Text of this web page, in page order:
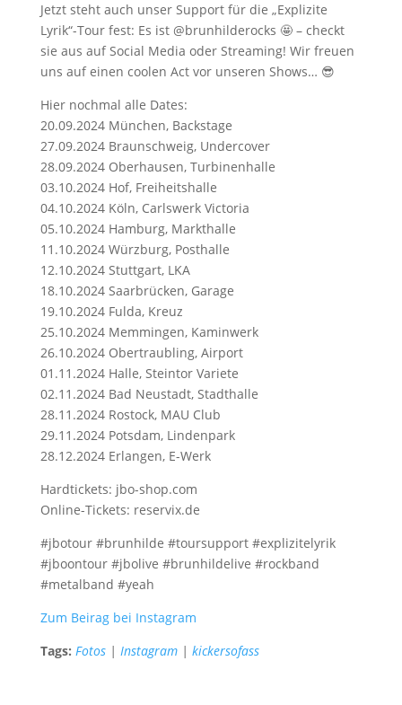
Jetzt steht auch unser Support für die „Explizite
Lyrik“-Tour fest: Es ist @brunhilderocks 🤩 – checkt
sie aus auf Social Media oder Streaming! Wir freuen
uns auf einen coolen Act vor unseren Shows… 😎
Hier nochmal alle Dates:
20.09.2024 München, Backstage
27.09.2024 Braunschweig, Undercover
28.09.2024 Oberhausen, Turbinenhalle
03.10.2024 Hof, Freiheitshalle
04.10.2024 Köln, Carlswerk Victoria
05.10.2024 Hamburg, Markthalle
11.10.2024 Würzburg, Posthalle
12.10.2024 Stuttgart, LKA
18.10.2024 Saarbrücken, Garage
19.10.2024 Fulda, Kreuz
25.10.2024 Memmingen, Kaminwerk
26.10.2024 Obertraubling, Airport
01.11.2024 Halle, Steintor Variete
02.11.2024 Bad Neustadt, Stadthalle
28.11.2024 Rostock, MAU Club
29.11.2024 Potsdam, Lindenpark
28.12.2024 Erlangen, E-Werk
Hardtickets: jbo-shop.com
Online-Tickets: reservix.de
#jbotour #brunhilde #toursupport #explizitelyrik
#jboontour #jbolive #brunhildelive #rockband
#metalband #yeah
Zum Beirag bei Instagram
Tags: Fotos| Instagram| kickersofass